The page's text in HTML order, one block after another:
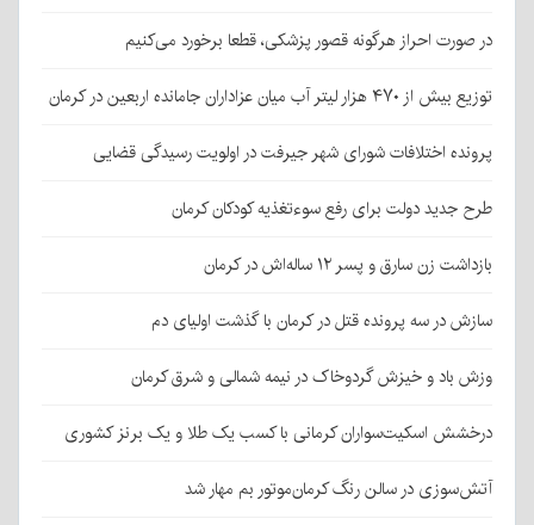
در صورت احراز هرگونه قصور پزشکی، قطعا برخورد می‌کنیم
توزیع بیش از ۴۷۰ هزار لیتر آب میان عزاداران جامانده اربعین در کرمان
پرونده اختلافات شورای شهر جیرفت در اولویت رسیدگی قضایی
طرح جدید دولت برای رفع سوءتغذیه کودکان کرمان
بازداشت زن سارق و پسر ۱۲ ساله‌اش در کرمان
سازش در سه پرونده قتل در کرمان با گذشت اولیای دم
وزش باد و خیزش گردوخاک در نیمه شمالی و شرق کرمان
درخشش اسکیت‌سواران کرمانی با کسب یک طلا و یک برنز کشوری
آتش‌سوزی در سالن رنگ کرمان‌موتور بم مهار شد